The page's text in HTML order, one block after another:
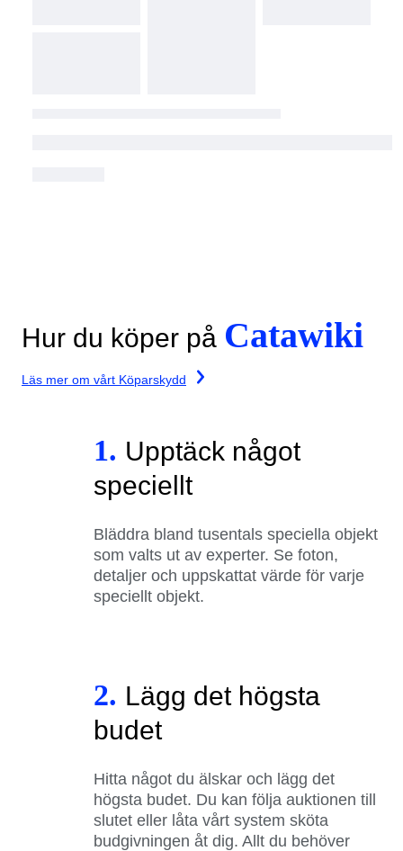
Hur du köper på Catawiki
Läs mer om vårt Köparskydd
1. Upptäck något
speciellt
Bläddra bland tusentals speciella objekt
som valts ut av experter. Se foton,
detaljer och uppskattat värde för varje
speciellt objekt.
2. Lägg det högsta
budet
Hitta något du älskar och lägg det
högsta budet. Du kan följa auktionen till
slutet eller låta vårt system sköta
budgivningen åt dig. Allt du behöver